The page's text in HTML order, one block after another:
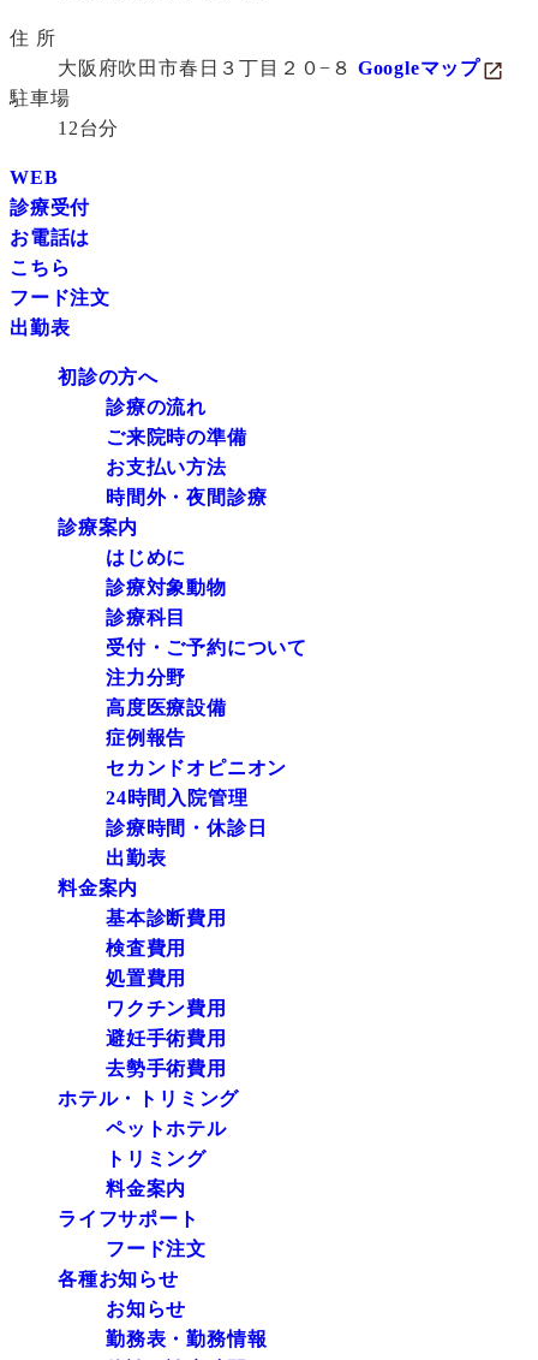
住 所
大阪府吹田市春日３丁目２０−８ Googleマップ
駐車場
12台分
WEB
診療受付
お電話は
こちら
フード注文
出勤表
初診の方へ
診療の流れ
ご来院時の準備
お支払い方法
時間外・夜間診療
診療案内
はじめに
診療対象動物
診療科目
受付・ご予約について
注力分野
高度医療設備
症例報告
セカンドオピニオン
24時間入院管理
診療時間・休診日
出勤表
料金案内
基本診断費用
検査費用
処置費用
ワクチン費用
避妊手術費用
去勢手術費用
ホテル・トリミング
ペットホテル
トリミング
料金案内
ライフサポート
フード注文
各種お知らせ
お知らせ
勤務表・勤務情報